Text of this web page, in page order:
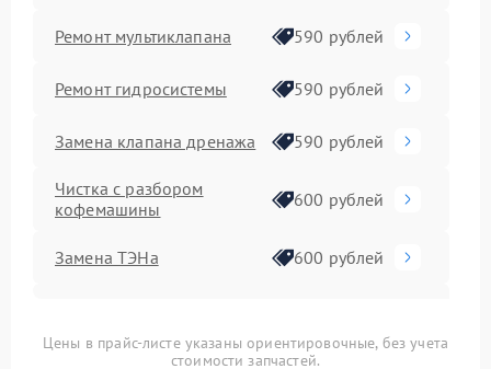
Ремонт мультиклапана 590 рублей
Ремонт гидросистемы 590 рублей
Замена клапана дренажа 590 рублей
Чистка с разбором
кофемашины
600 рублей
Замена ТЭНа 600 рублей
Цены в прайс-листе указаны ориентировочные, без учета
стоимости запчастей.